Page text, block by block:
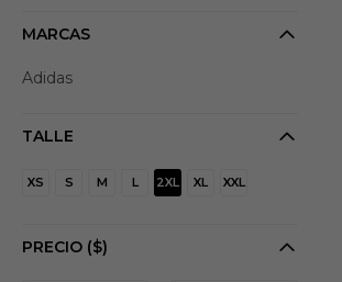
MARCAS
Adidas
TALLE
XS S M L 2XL XL XXL
PRECIO ($)